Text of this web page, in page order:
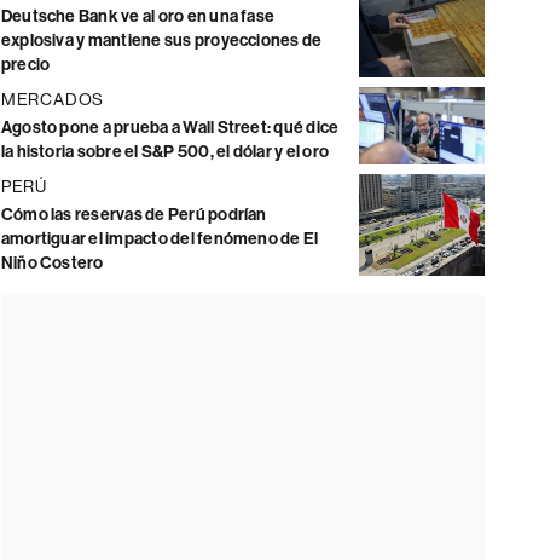
Deutsche Bank ve al oro en una fase
explosiva y mantiene sus proyecciones de
precio
MERCADOS
Agosto pone a prueba a Wall Street: qué dice
la historia sobre el S&P 500, el dólar y el oro
PERÚ
Cómo las reservas de Perú podrían
amortiguar el impacto del fenómeno de El
Niño Costero